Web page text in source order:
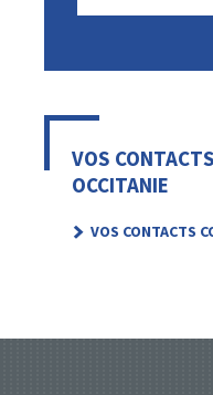
VOS
OCCITANIE
VOS CONTACTS